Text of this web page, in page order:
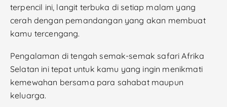
terpencil ini, langit terbuka di setiap malam yang
cerah dengan pemandangan yang akan membuat
kamu tercengang.
Pengalaman di tengah semak-semak safari Afrika
Selatan ini tepat untuk kamu yang ingin menikmati
kemewahan bersama para sahabat maupun
keluarga.